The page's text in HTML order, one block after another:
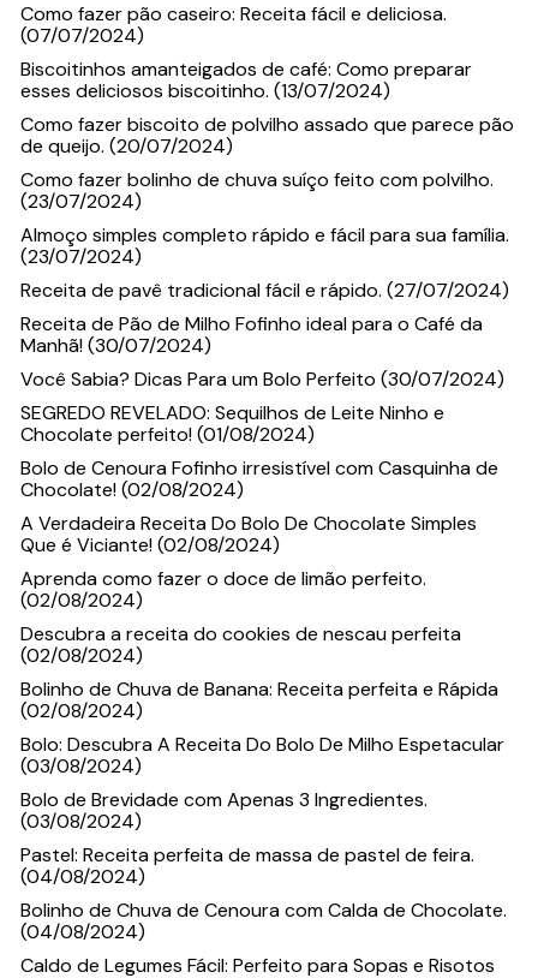
Como fazer pão caseiro: Receita fácil e deliciosa.
(07/07/2024)
Biscoitinhos amanteigados de café: Como preparar
esses deliciosos biscoitinho. (13/07/2024)
Como fazer biscoito de polvilho assado que parece pão
de queijo. (20/07/2024)
Como fazer bolinho de chuva suíço feito com polvilho.
(23/07/2024)
Almoço simples completo rápido e fácil para sua família.
(23/07/2024)
Receita de pavê tradicional fácil e rápido. (27/07/2024)
Receita de Pão de Milho Fofinho ideal para o Café da
Manhã! (30/07/2024)
Você Sabia? Dicas Para um Bolo Perfeito (30/07/2024)
SEGREDO REVELADO: Sequilhos de Leite Ninho e
Chocolate perfeito! (01/08/2024)
Bolo de Cenoura Fofinho irresistível com Casquinha de
Chocolate! (02/08/2024)
A Verdadeira Receita Do Bolo De Chocolate Simples
Que é Viciante! (02/08/2024)
Aprenda como fazer o doce de limão perfeito.
(02/08/2024)
Descubra a receita do cookies de nescau perfeita
(02/08/2024)
Bolinho de Chuva de Banana: Receita perfeita e Rápida
(02/08/2024)
Bolo: Descubra A Receita Do Bolo De Milho Espetacular
(03/08/2024)
Bolo de Brevidade com Apenas 3 Ingredientes.
(03/08/2024)
Pastel: Receita perfeita de massa de pastel de feira.
(04/08/2024)
Bolinho de Chuva de Cenoura com Calda de Chocolate.
(04/08/2024)
Caldo de Legumes Fácil: Perfeito para Sopas e Risotos